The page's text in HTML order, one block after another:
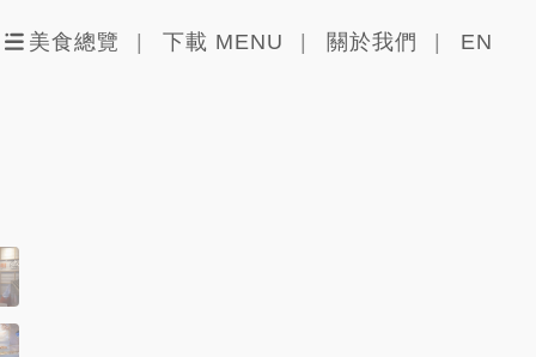
美食總覽 下載 MENU 關於我們 EN